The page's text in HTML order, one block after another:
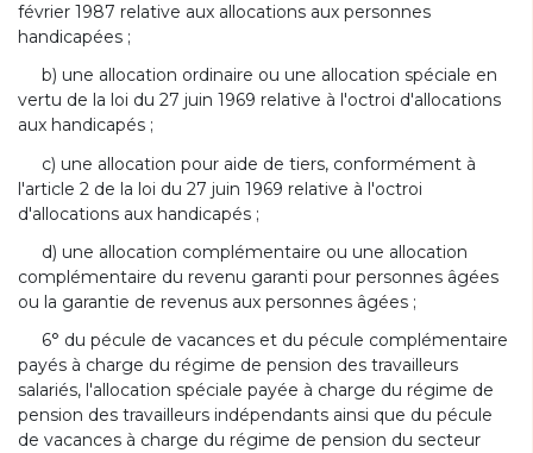
février 1987 relative aux allocations aux personnes
handicapées ;
b) une allocation ordinaire ou une allocation spéciale en
vertu de la loi du 27 juin 1969 relative à l'octroi d'allocations
aux handicapés ;
c) une allocation pour aide de tiers, conformément à
l'article 2 de la loi du 27 juin 1969 relative à l'octroi
d'allocations aux handicapés ;
d) une allocation complémentaire ou une allocation
complémentaire du revenu garanti pour personnes âgées
ou la garantie de revenus aux personnes âgées ;
6° du pécule de vacances et du pécule complémentaire
payés à charge du régime de pension des travailleurs
salariés, l'allocation spéciale payée à charge du régime de
pension des travailleurs indépendants ainsi que du pécule
de vacances à charge du régime de pension du secteur